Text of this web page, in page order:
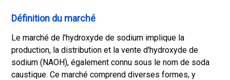
Définition du marché
Le marché de l'hydroxyde de sodium implique la
production, la distribution et la vente d'hydroxyde de
sodium (NAOH), également connu sous le nom de soda
caustique. Ce marché comprend diverses formes, y